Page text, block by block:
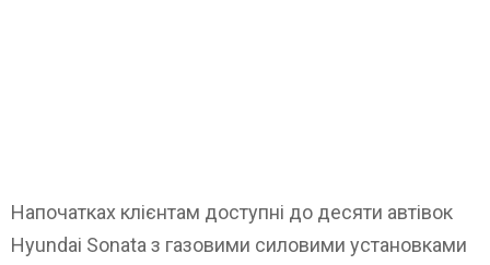
Напочатках клієнтам доступні до десяти автівок
Hyundai Sonata з газовими силовими установками